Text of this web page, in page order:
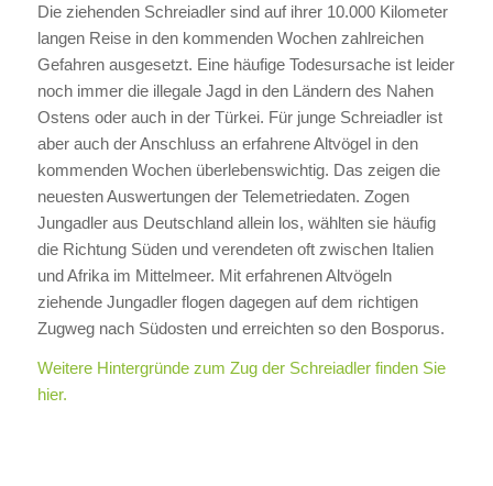
Die ziehenden Schreiadler sind auf ihrer 10.000 Kilometer
langen Reise in den kommenden Wochen zahlreichen
Gefahren ausgesetzt. Eine häufige Todesursache ist leider
noch immer die illegale Jagd in den Ländern des Nahen
Ostens oder auch in der Türkei. Für junge Schreiadler ist
aber auch der Anschluss an erfahrene Altvögel in den
kommenden Wochen überlebenswichtig. Das zeigen die
neuesten Auswertungen der Telemetriedaten. Zogen
Jungadler aus Deutschland allein los, wählten sie häufig
die Richtung Süden und verendeten oft zwischen Italien
und Afrika im Mittelmeer. Mit erfahrenen Altvögeln
ziehende Jungadler flogen dagegen auf dem richtigen
Zugweg nach Südosten und erreichten so den Bosporus.
Weitere Hintergründe zum Zug der Schreiadler finden Sie
hier.